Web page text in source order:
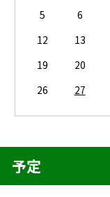
5
6
12
13
19
20
26
27
予定